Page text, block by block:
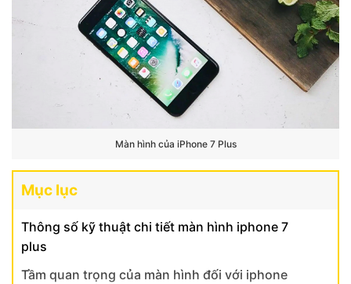
Màn hình của iPhone 7 Plus
Mục lục
Thông số kỹ thuật chi tiết màn hình iphone 7
plus
Tầm quan trọng của màn hình đối với iphone